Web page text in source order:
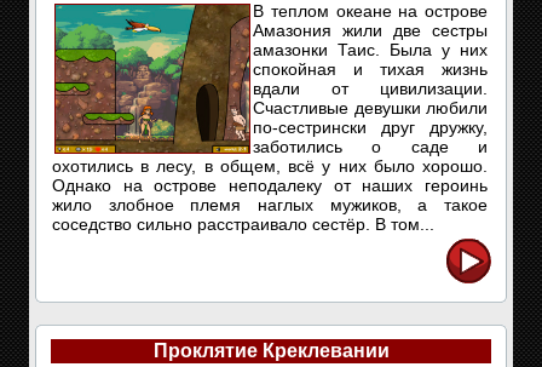
В теплом океане на острове
Амазония жили две сестры
амазонки Таис. Была у них
спокойная и тихая жизнь
вдали от цивилизации.
Счастливые девушки любили
по-сестрински друг дружку,
заботились о саде и
охотились в лесу, в общем, всё у них было хорошо.
Однако на острове неподалеку от наших героинь
жило злобное племя наглых мужиков, а такое
соседство сильно расстраивало сестёр. В том...
Проклятие Креклевании